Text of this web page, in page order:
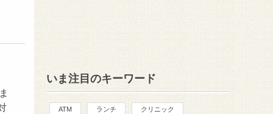
いま注目のキーワード
ATM ランチ クリニック